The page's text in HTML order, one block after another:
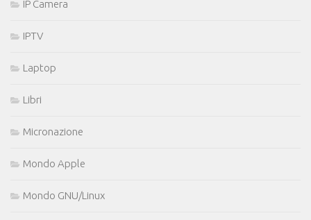
IP Camera
IPTV
Laptop
Libri
Micronazione
Mondo Apple
Mondo GNU/Linux